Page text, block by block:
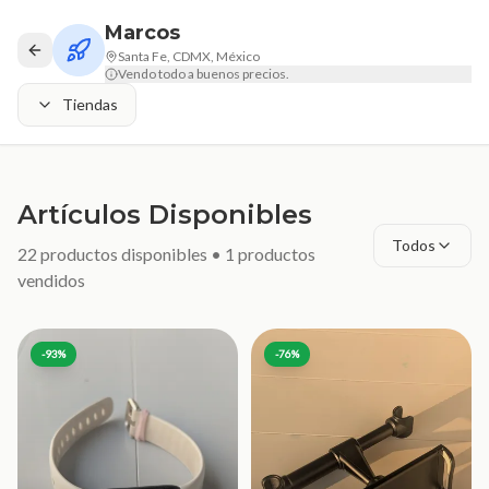
Marcos
Santa Fe, CDMX, México
Vendo todo a buenos precios.
Tiendas
Artículos Disponibles
22 productos disponibles • 1 productos
vendidos
Todos
-93% -76%